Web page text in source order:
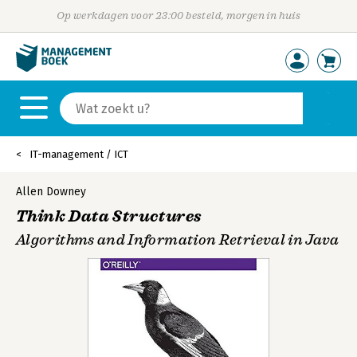
Op werkdagen voor 23:00 besteld, morgen in huis
IT-management / ICT
Allen Downey
Think Data Structures
Algorithms and Information Retrieval in Java